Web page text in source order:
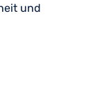
und